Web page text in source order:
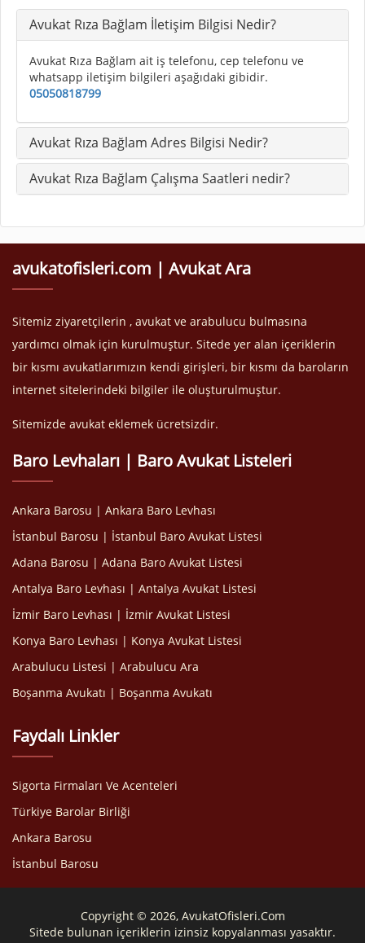
Avukat Rıza Bağlam İletişim Bilgisi Nedir?
Avukat Rıza Bağlam ait iş telefonu, cep telefonu ve
whatsapp iletişim bilgileri aşağıdaki gibidir.
05050818799
Avukat Rıza Bağlam Adres Bilgisi Nedir?
Avukat Rıza Bağlam Çalışma Saatleri nedir?
avukatofisleri.com | Avukat Ara
Sitemiz ziyaretçilerin , avukat ve arabulucu bulmasına
yardımcı olmak için kurulmuştur. Sitede yer alan içeriklerin
bir kısmı avukatlarımızın kendi girişleri, bir kısmı da baroların
internet sitelerindeki bilgiler ile oluşturulmuştur.
Sitemizde avukat eklemek ücretsizdir.
Baro Levhaları | Baro Avukat Listeleri
Ankara Barosu | Ankara Baro Levhası
İstanbul Barosu | İstanbul Baro Avukat Listesi
Adana Barosu | Adana Baro Avukat Listesi
Antalya Baro Levhası | Antalya Avukat Listesi
İzmir Baro Levhası | İzmir Avukat Listesi
Konya Baro Levhası | Konya Avukat Listesi
Arabulucu Listesi | Arabulucu Ara
Boşanma Avukatı | Boşanma Avukatı
Faydalı Linkler
Sigorta Firmaları Ve Acenteleri
Türkiye Barolar Birliği
Ankara Barosu
İstanbul Barosu
Copyright © 2026, AvukatOfisleri.Com
Sitede bulunan içeriklerin izinsiz kopyalanması yasaktır.